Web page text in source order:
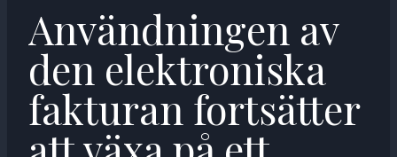
Användningen av
den elektroniska
fakturan fortsätter